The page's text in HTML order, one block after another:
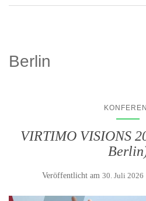
Berlin
VIRTIMO VISIONS
Veröffentlicht am 30. Juli 2026